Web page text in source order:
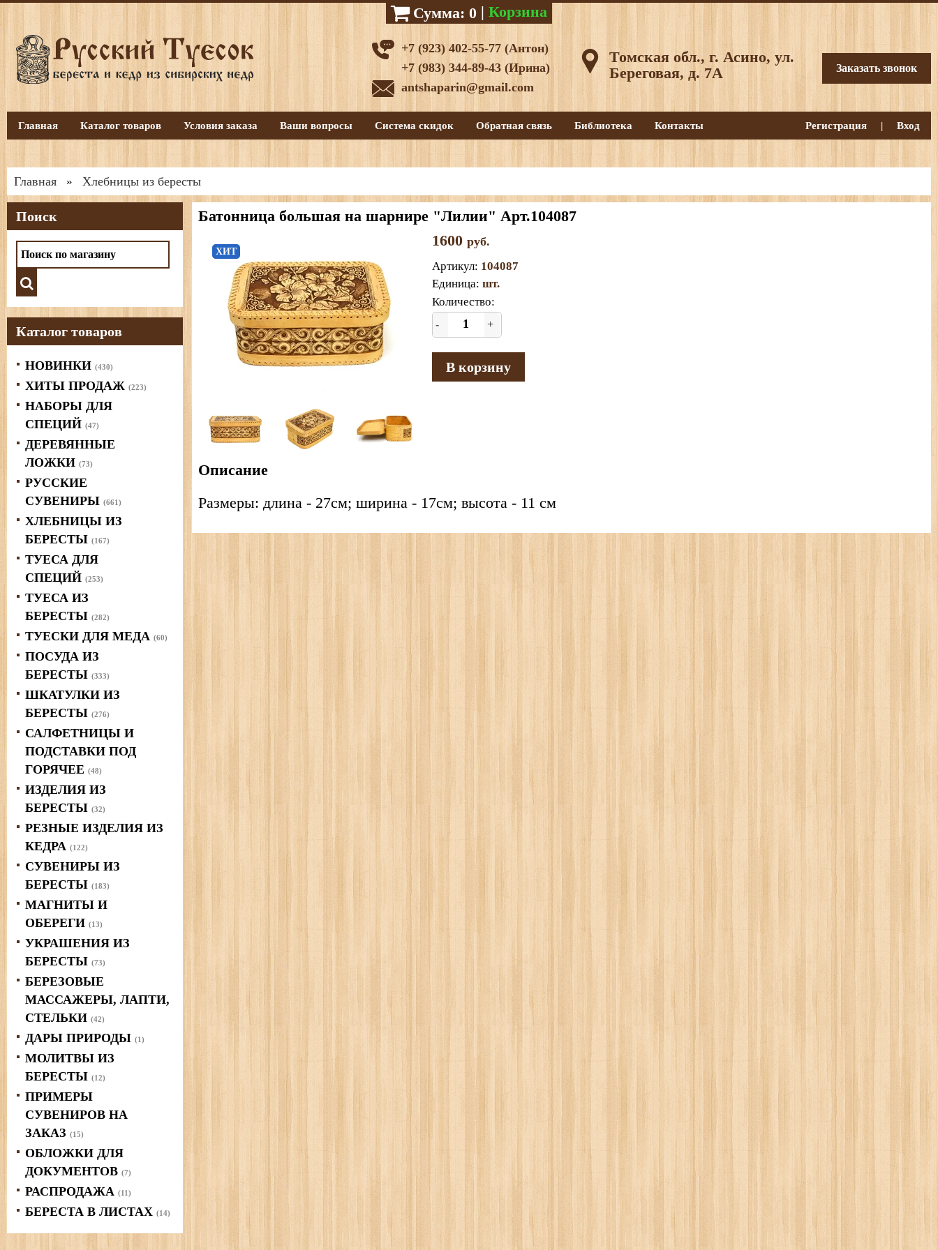
Сумма: 0 | Корзина
Главная Каталог товаров Условия заказа Ваши вопросы Система скидок Обратная связь Библиотека Контакты Регистрация | Вход
+7 (923) 402-55-77 (Антон)
+7 (983) 344-89-43 (Ирина)
antshaparin@gmail.com
Томская обл., г. Асино, ул.
Береговая, д. 7А
Заказать звонок
Главная » Хлебницы из бересты
Батонница большая на шарнире "Лилии" Арт.104087
ХИТ
1600 руб.
Артикул: 104087
Единица: шт.
Количество:
- +
В корзину
Описание
Размеры: длина - 27см; ширина - 17см; высота - 11 см
Поиск
Каталог товаров
НОВИНКИ (430)
ХИТЫ ПРОДАЖ (223)
НАБОРЫ ДЛЯ
СПЕЦИЙ (47)
ДЕРЕВЯННЫЕ
ЛОЖКИ (73)
РУССКИЕ
СУВЕНИРЫ (661)
ХЛЕБНИЦЫ ИЗ
БЕРЕСТЫ (167)
ТУЕСА ДЛЯ
СПЕЦИЙ (253)
ТУЕСА ИЗ
БЕРЕСТЫ (282)
ТУЕСКИ ДЛЯ МЕДА (60)
ПОСУДА ИЗ
БЕРЕСТЫ (333)
ШКАТУЛКИ ИЗ
БЕРЕСТЫ (276)
САЛФЕТНИЦЫ И
ПОДСТАВКИ ПОД
ГОРЯЧЕЕ (48)
ИЗДЕЛИЯ ИЗ
БЕРЕСТЫ (32)
РЕЗНЫЕ ИЗДЕЛИЯ ИЗ
КЕДРА (122)
СУВЕНИРЫ ИЗ
БЕРЕСТЫ (183)
МАГНИТЫ И
ОБЕРЕГИ (13)
УКРАШЕНИЯ ИЗ
БЕРЕСТЫ (73)
БЕРЕЗОВЫЕ
МАССАЖЕРЫ, ЛАПТИ,
СТЕЛЬКИ (42)
ДАРЫ ПРИРОДЫ (1)
МОЛИТВЫ ИЗ
БЕРЕСТЫ (12)
ПРИМЕРЫ
СУВЕНИРОВ НА
ЗАКАЗ (15)
ОБЛОЖКИ ДЛЯ
ДОКУМЕНТОВ (7)
РАСПРОДАЖА (11)
БЕРЕСТА В ЛИСТАХ (14)